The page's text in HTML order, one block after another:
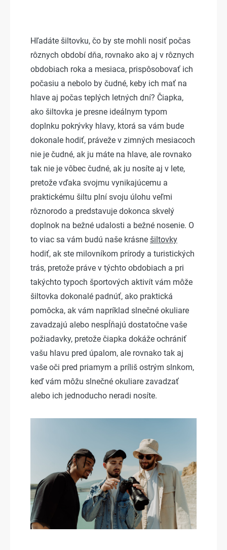
Hľadáte šiltovku, čo by ste mohli nosiť počas
rôznych období dňa, rovnako ako aj v rôznych
obdobiach roka a mesiaca, prispôsobovať ich
počasiu a nebolo by čudné, keby ich mať na
hlave aj počas teplých letných dní? Čiapka,
ako šiltovka je presne ideálnym typom
doplnku pokrývky hlavy, ktorá sa vám bude
dokonale hodiť, práveže v zimných mesiacoch
nie je čudné, ak ju máte na hlave, ale rovnako
tak nie je vôbec čudné, ak ju nosíte aj v lete,
pretože vďaka svojmu vynikajúcemu a
praktickému šiltu plní svoju úlohu veľmi
rôznorodo a predstavuje dokonca skvelý
doplnok na bežné udalosti a bežné nosenie. O
to viac sa vám budú naše krásne šiltovky
hodiť, ak ste milovníkom prírody a turistických
trás, pretože práve v týchto obdobiach a pri
takýchto typoch športových aktivít vám môže
šiltovka dokonalé padnúť, ako praktická
pomôcka, ak vám napríklad slnečné okuliare
zavadzajú alebo nespĺňajú dostatočne vaše
požiadavky, pretože čiapka dokáže ochrániť
vašu hlavu pred úpalom, ale rovnako tak aj
vaše oči pred priamym a príliš ostrým slnkom,
keď vám môžu slnečné okuliare zavadzať
alebo ich jednoducho neradi nosíte.